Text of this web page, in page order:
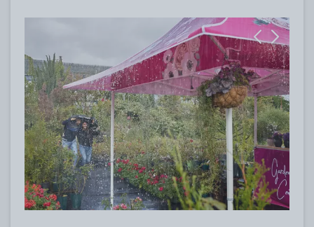
Previous
Next